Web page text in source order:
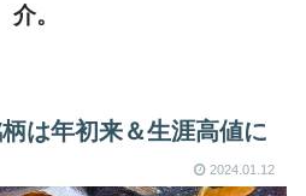
介。
は年初来＆生涯高値に
2024.01.12